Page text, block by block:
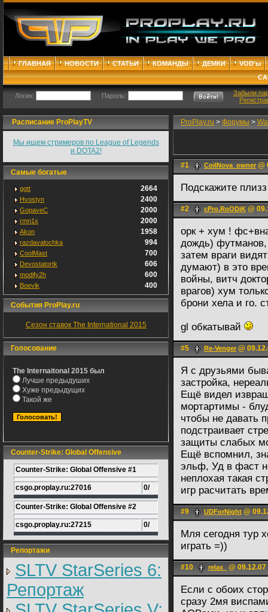
ГЛАВНАЯ НОВОСТИ СТАТЬИ КОМАНДЫ ДЕМКИ
VOD'ы
Логин: Пароль:
Забыли
Расписание ProPlayTV
Мы ищем стримеров по League of Legends
и DOTA2!
Самые богатые
ggtt 2664
Hvostyn 2400
GopaveC 2000
rmn1x 2000
Akon 1958
razdavalochka 994
CoolMast 700
Devostatortk 606
modify2h 600
Boevik 400
События ProPlay.ru
Сезон ставок The International 2015
Голосование
The Internaitonal 2015 был
Лучше предыдуших
Хуже предыдущих
Такой же
Counter-Strike: Global Offensive
Counter-Strike: Global Offensive #1
csgo.proplay.ru:27016 0/
Counter-Strike: Global Offensive #2
csgo.proplay.ru:27215 0/
Репортажи
SLTV StarSeries 6:
Репортаж
ProPlay.ru > Форумы >
#1 CoilNova_owner @
Подскажите плизз
#2 cPro.RoODiK @
орк + хум !
дождь)
затем враги
думают) в это
войны, витч
врагов) хум
брони хела и го.
gl обкатывай
#5 Re-Venger @
Я с друзьями
застройка,
Ещё видел
мортартимы -
чтобы не давать
подстраивает
защиты слабых
Ещё вспомнил,
эльф, Уд в фаст
неплохая такая
игр расчитать
#9 UDForNight @
Мля сегодня тур
играть =))
#10 relax_ @
Если с обоих
сразу 2мя